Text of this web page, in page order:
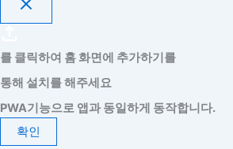
를 클릭하여 홈 화면에 추가하기를
통해 설치를 해주세요
PWA기능으로 앱과 동일하게 동작합니다.
확인